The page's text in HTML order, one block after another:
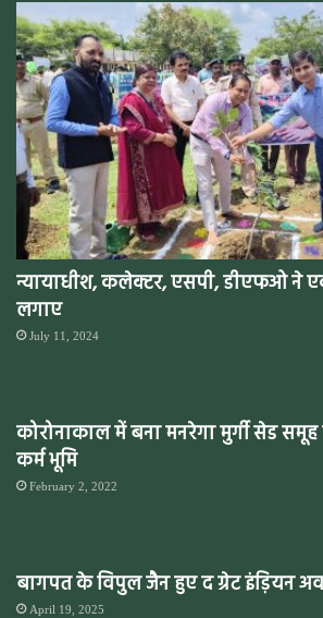
न्यायाधीश, कलेक्टर, एसपी, डीएफओ ने
लगाए
July 11, 2024
कोरोनाकाल में बना मनरेगा मुर्गी सेड
कर्म भूमि
February 2, 2022
बागपत के विपुल जैन हुए द ग्रेट इंड़ियन
April 19, 2025